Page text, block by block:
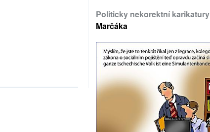
Politicky nekorektní karikatury
Marčáka